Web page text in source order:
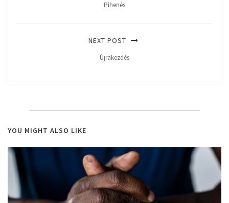
Pihenés
NEXT POST
Újrakezdés
YOU MIGHT ALSO LIKE